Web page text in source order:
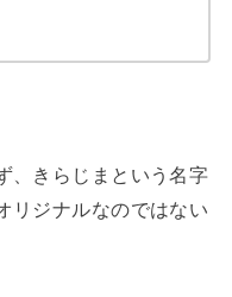
、きらじまという名字
リジナルなのではない